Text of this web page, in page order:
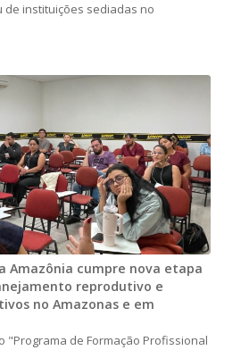
de instituições sediadas no
Amazônia cumpre nova etapa
reprodutivo e
no Amazonas e em
"Programa de Formação Profissional